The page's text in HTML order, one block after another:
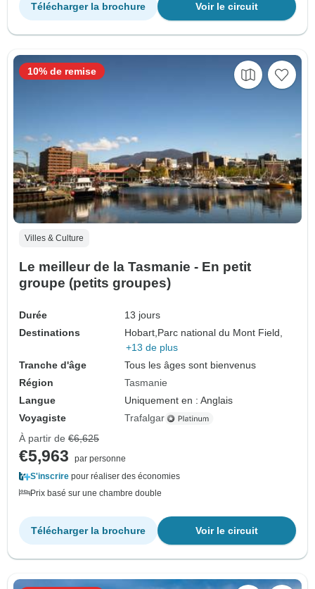
Voir le circuit
Télécharger la brochure
Villes & Culture
Le meilleur de la Tasmanie - En petit
groupe (petits groupes)
Durée
13 jours
Destinations
Hobart,Parc national du Mont Field,
+13 de plus
Tranche d'âge
Tous les âges sont bienvenus
Région
Tasmanie
Langue
Uniquement en : Anglais
Voyagiste
Trafalgar
10% de remise
À partir de €6,625
€5,963
par personne
S'inscrire pour réaliser des économies
Prix basé sur une chambre double
Voir le circuit
Télécharger la brochure